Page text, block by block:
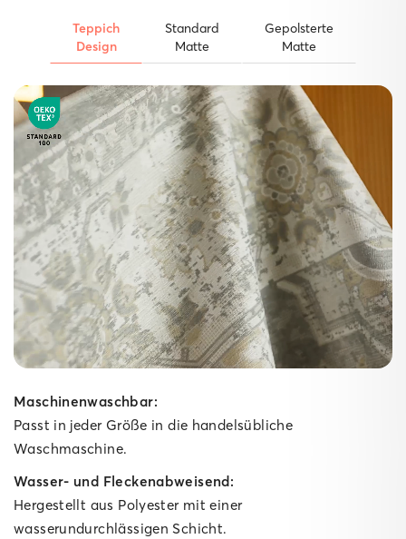
Der starke Untergrund.
Unsere Matten
Gepolsterte Matte
Ein weicher Schaumkern dämpft Schritte spürbar ab,
während die High‑Grip‑Technologie die
gepolsterte Matte fest am Boden verankert – ideal für
Spielzimmer, Wohn‑ und Schlafzimmer sowie lange
Küchen­läufer. Für kuscheligen Komfort im Innenbereich
bringt sie dabei ganze 10 mm Polsterung mit.
Teppich
Design
Standard
Matte
Gepolsterte
Matte
Maschinenwaschbar:
Passt in jeder Größe in die handelsübliche
Waschmaschine.
Wasser- und Fleckenabweisend:
Hergestellt aus Polyester mit einer
wasserundurchlässigen Schicht.